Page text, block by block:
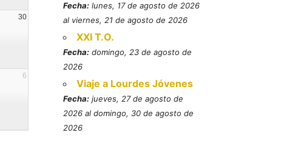
30
6
Fecha: lunes, 17 de agosto de 2026
al viernes, 21 de agosto de 2026
XXI T.O.
Fecha: domingo, 23 de agosto de
2026
Viaje a Lourdes Jóvenes
Fecha: jueves, 27 de agosto de
2026 al domingo, 30 de agosto de
2026